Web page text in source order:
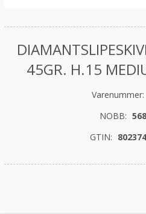
45GR. H.15
Varenummer:
NOBB:
GTIN: